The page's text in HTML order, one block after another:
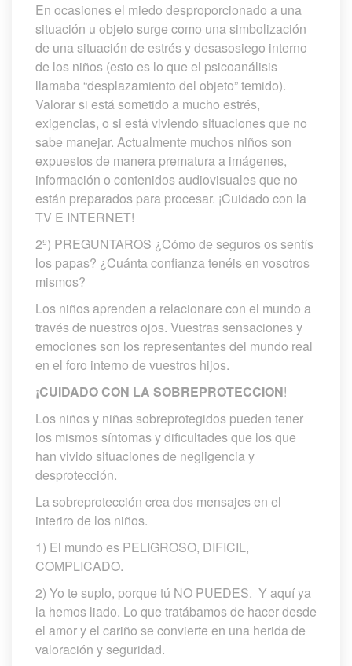
En ocasiones el miedo desproporcionado a una
ituación u objeto surge como una simbolización
de una situación de estrés y desasosiego interno
de los niños (esto es lo que el psicoanálisis
llamaba “desplazamiento del objeto” temido).
Valorar si está sometido a mucho estrés,
exigencias, o si está viviendo situaciones que no
abe manejar. Actualmente muchos niños son
expuestos de manera prematura a imágenes,
información o contenidos audiovisuales que no
están preparados para procesar. ¡Cuidado con la
TV E INTERNET!
2º) PREGUNTAROS ¿Cómo de seguros os sentís
los papas? ¿Cuánta confianza tenéis en vosotros
mismos?
Los niños aprenden a relacionare con el mundo a
través de nuestros ojos. Vuestras sensaciones y
emociones son los representantes del mundo real
en el foro interno de vuestros hijos.
¡CUIDADO CON LA SOBREPROTECCION!
Los niños y niñas sobreprotegidos pueden tener
los mismos síntomas y dificultades que los que
han vivido situaciones de negligencia y
desprotección.
La sobreprotección crea dos mensajes en el
interiro de los niños.
1) El mundo es PELIGROSO, DIFICIL,
COMPLICADO.
2) Yo te suplo, porque tú NO PUEDES. Y aquí ya
la hemos liado. Lo que tratábamos de hacer desde
el amor y el cariño se convierte en una herida de
valoración y seguridad.